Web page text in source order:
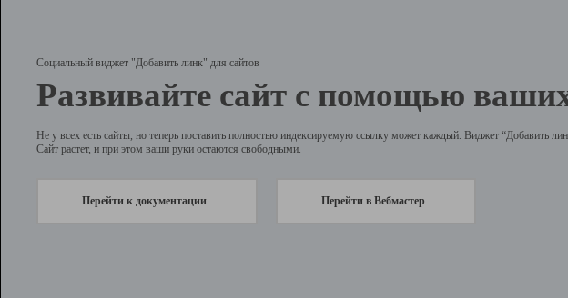
Социальный виджет "Добавить линк" для сайтов
Развивайте сайт с помощью
Не у всех есть сайты, но теперь поставить полностью индексируемую ссылку может каждый. Виджет “Добавить
Сайт растет, и при этом ваши руки остаются свободными.
Перейти к документации Перейти в Вебмастер